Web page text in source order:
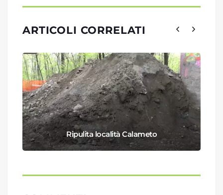
ARTICOLI CORRELATI
Ripulita località Calameto